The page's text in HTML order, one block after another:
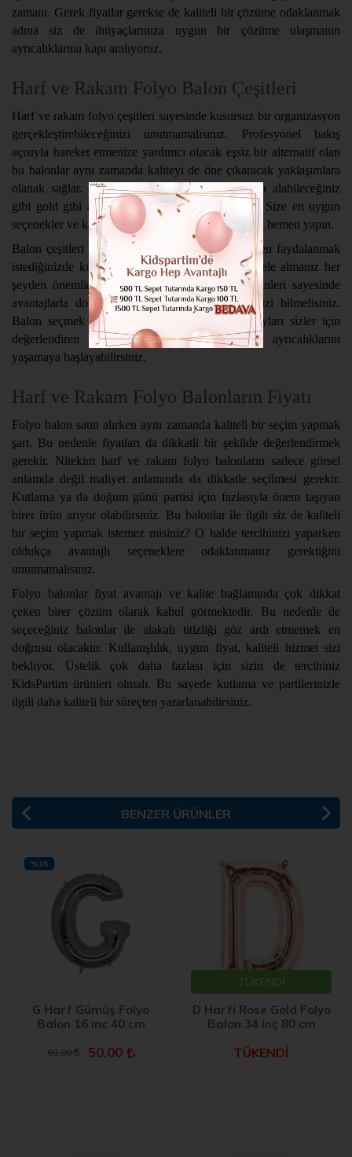
zamanı. Gerek fiyatlar gerekse de kaliteli bir çözüme odaklanmak
adına siz de ihtiyaçlarınıza uygun bir çözüme ulaşmanın
ayrıcalıklarına kapı aralıyoruz.
Harf ve Rakam Folyo Balon Çeşitleri
Harf ve rakam folyo çeşitleri sayesinde kusursuz bir organizasyon
gerçekleştirebileceğinizi unutmamalısınız. Profesyonel bakış
açısıyla hareket etmenize yardımcı olacak eşsiz bir alternatif olan
bu balonlar aynı zamanda kaliteyi de öne çıkaracak yaklaşımlara
olanak sağlar. Gümüş renkli folyo balonlar satın alabileceğiniz
gibi gold gibi alternatiflere de odaklanabilirsiniz. Size en uygun
seçenekler ve kalite odaklı çözümler için tercihinizi hemen yapın.
Balon çeşitleri arasında size uygun bir alternatiften faydalanmak
istediğinizde kullanışlılık ve kaliteyi de dikkatle ele almanız her
şeyden önemlidir. Bu kapsamda KidsPartim ürünleri sayesinde
avantajlarla dolu bir çözüme sahip olabileceğinizi bilmelisiniz.
Balon seçmek ve kullanmak kadar önemli detayları sizler için
değerlendiren KidsPartim sayesinde alışveriş ayrıcalıklarını
yaşamaya başlayabilirsiniz.
Harf ve Rakam Folyo Balonların Fiyatı
Folyo balon satın alırken aynı zamanda kaliteli bir seçim yapmak
şart. Bu nedenle fiyatları da dikkatli bir şekilde değerlendirmek
gerekir. Nitekim harf ve rakam folyo balonların sadece görsel
anlamda değil maliyet anlamında da dikkatle seçilmesi gerekir.
Kutlama ya da doğum günü partisi için fazlasıyla önem taşıyan
birer ürün arıyor olabilirsiniz. Bu balonlar ile ilgili siz de kaliteli
bir seçim yapmak istemez misiniz? O halde tercihinizi yaparken
oldukça avantajlı seçeneklere odaklanmanız gerektiğini
unutmamalısınız.
Folyo balonlar fiyat avantajı ve kalite bağlamında çok dikkat
çeken birer çözüm olarak kabul görmektedir. Bu nedenle de
seçeceğiniz balonlar ile alakalı titizliği göz ardı etmemek en
doğrusu olacaktır. Kullanışlılık, uygun fiyat, kaliteli hizmet sizi
bekliyor. Üstelik çok daha fazlası için sizin de tercihiniz
KidsPartim ürünleri olmalı. Bu sayede kutlama ve partilerinizle
ilgili daha kaliteli bir süreçten yararlanabilirsiniz.
BENZER ÜRÜNLER
G Harf Gümüş Folyo
Balon 16 inc 40 cm
60,00 50,00
%16
TÜKENDİ
D Harfi Rose Gold Folyo
Balon 34 inç 80 cm
TÜKENDİ